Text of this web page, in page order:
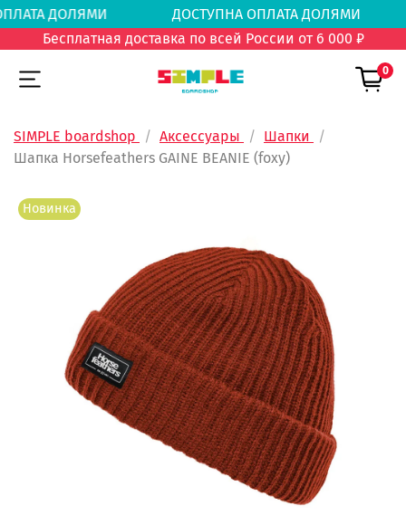
ОПЛАТА ДОЛЯМИ
ДОСТУПНА ОПЛАТА
Бесплатная доставка по всей России от 6 000 ₽
0
SIMPLE boardshop Аксессуары
Шапки
Шапка Horsefeathers GAINE BEANIE (foxy)
Новинка